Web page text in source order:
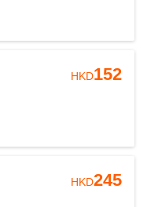
HKD152
HKD245